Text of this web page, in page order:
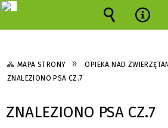
MAPA STRONY OPIEKA NAD
ZNALEZIONO PSA CZ.7
ZNALEZIONO PSA CZ.7